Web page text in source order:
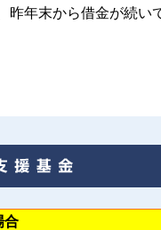
年末から借金が続い
合